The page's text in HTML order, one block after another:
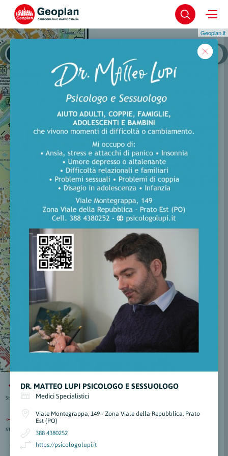
Geoplan.it
DR. MATTEO LUPI PSICOLOGO E SESSUOLOGO
Medici Specialistici
Viale Montegrappa, 149 - Zona Viale della Repubblica, Prato
Est (PO)
388 4380252
https://psicologolupi.it
SHARE
STRAD.
Prato - Centro